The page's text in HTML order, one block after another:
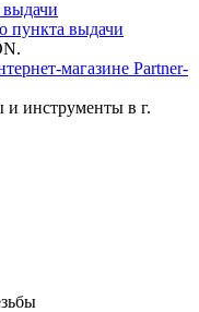
пункта выдачи
магазине Partner-
и инструменты в г.